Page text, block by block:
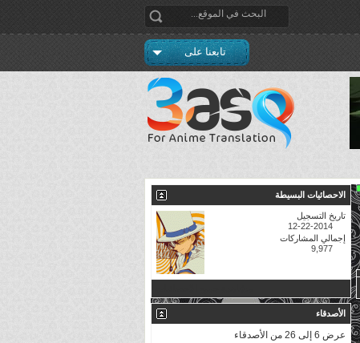
تابعنا على
الاحصائيات البسيطة
تاريخ التسجيل
12-22-2014
إجمالي المشاركات
9,977
الأصدقاء
عرض 6 إلى 26 من الأصدقاء